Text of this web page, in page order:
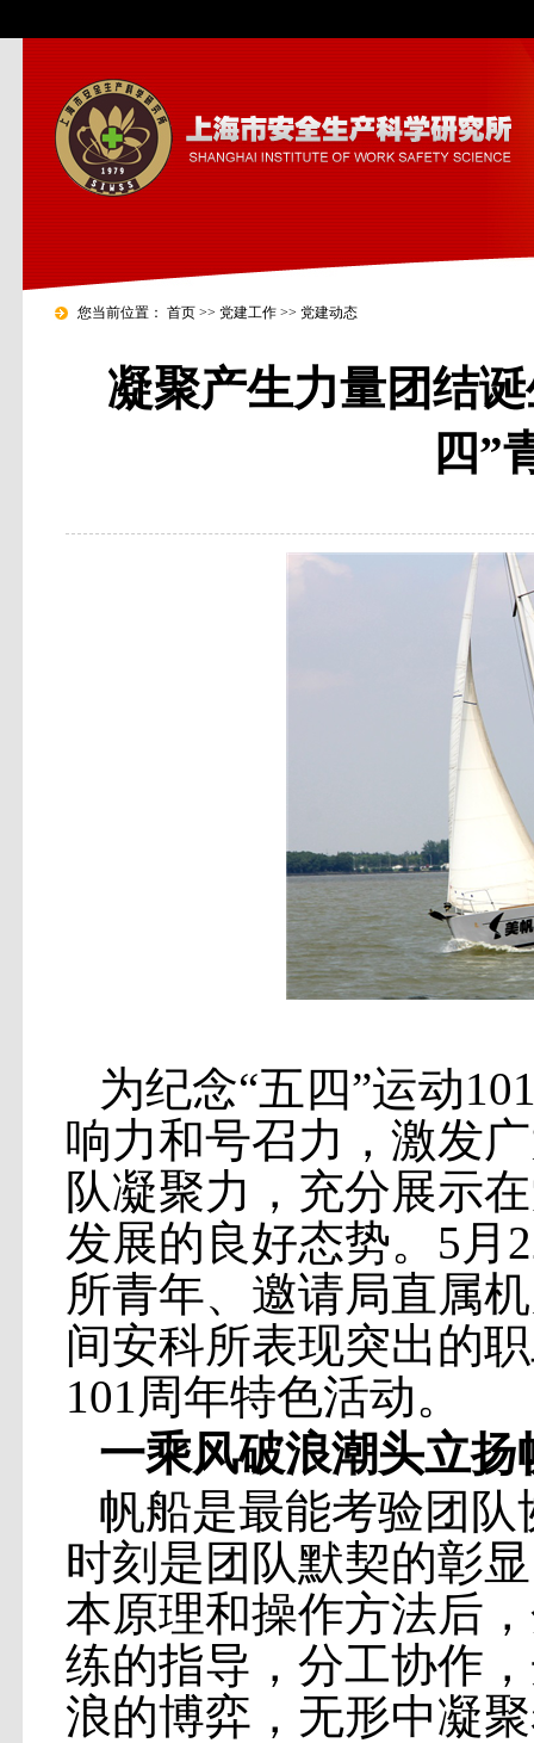
您当前位置： 首页 >> 党建工作 >> 党建动态
凝聚产生力量团结
四”
为纪念“五四”运动
响力和号召力，激发
队凝聚力，充分展示
发展的良好态势。5月
所青年、邀请局直属
间安科所表现突出的
101周年特色活动。
一乘风破浪潮头立扬
帆船是最能考验团
时刻是团队默契的彰
本原理和操作方法后
练的指导，分工协作
浪的博弈，无形中凝